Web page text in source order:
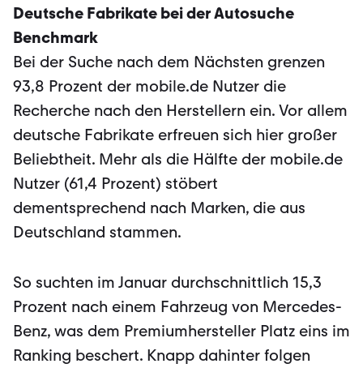
Deutsche Fabrikate bei der Autosuche
Benchmark
Bei der Suche nach dem Nächsten grenzen
93,8 Prozent der mobile.de Nutzer die
Recherche nach den Herstellern ein. Vor allem
deutsche Fabrikate erfreuen sich hier großer
Beliebtheit. Mehr als die Hälfte der mobile.de
Nutzer (61,4 Prozent) stöbert
dementsprechend nach Marken, die aus
Deutschland stammen.
So suchten im Januar durchschnittlich 15,3
Prozent nach einem Fahrzeug von Mercedes-
Benz, was dem Premiumhersteller Platz eins im
Ranking beschert. Knapp dahinter folgen